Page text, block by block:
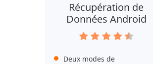
Récupération de
Données Android
Deux modes de